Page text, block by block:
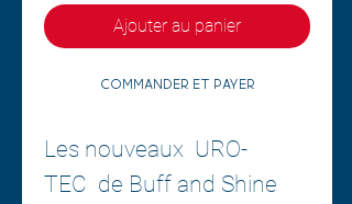
Ajouter au panier
Commander et payer
Les nouveaux URO-
TEC de Buff and Shine